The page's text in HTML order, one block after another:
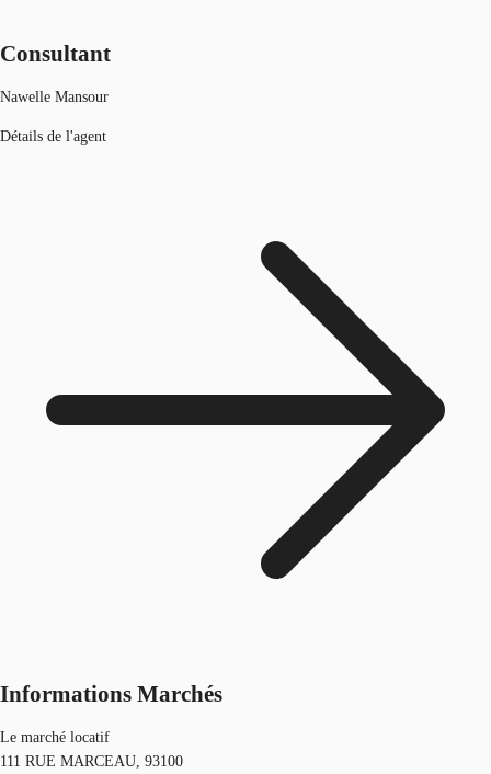
Consultant
Nawelle Mansour
Détails de l'agent
Informations Marchés
Le marché locatif
111 RUE MARCEAU, 93100